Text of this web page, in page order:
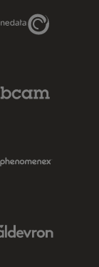
Genedata Link